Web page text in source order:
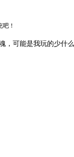
！
，可能是我玩的少什么